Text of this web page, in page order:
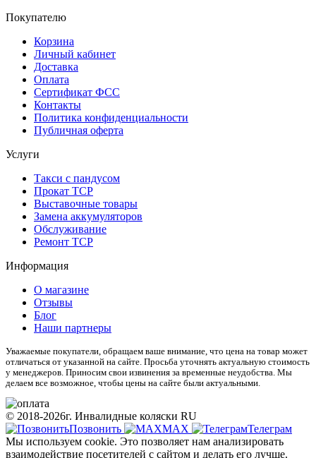
Покупателю
Корзина
Личный кабинет
Доставка
Оплата
Сертификат ФСС
Контакты
Политика конфиденциальности
Публичная оферта
Услуги
Такси с пандусом
Прокат ТСР
Выставочные товары
Замена аккумуляторов
Обслуживание
Ремонт ТСР
Информация
О магазине
Отзывы
Блог
Наши партнеры
Уважаемые покупатели, обращаем ваше внимание, что цена на товар может
отличаться от указанной на сайте. Просьба уточнять актуальную стоимость
у менеджеров. Приносим свои извинения за временные неудобства. Мы
делаем все возможное, чтобы цены на сайте были актуальными.
© 2018-2026г. Инвалидные коляски RU
Позвонить
МАХ
Телеграм
Мы используем cookie. Это позволяет нам анализировать
взаимодействие посетителей с сайтом и делать его лучше.